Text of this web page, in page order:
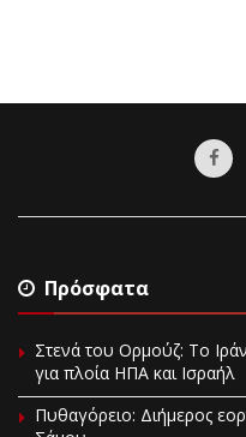
Πρόσφατα
Στενά του Ορμούζ: Το
για πλοία ΗΠΑ και Ισραήλ
Πυθαγόρειο: Διήμερος